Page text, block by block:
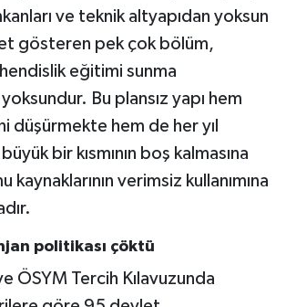
ve teknik altyapıdan yoksun
gösteren pek çok bölüm,
eğitimi sunma
Bu plansız yapı hem
düşürmekte hem de her yıl
bir kısmının boş kalmasına
kaynaklarının verimsiz kullanımına
politikası çöktü
ÖSYM Tercih Kılavuzunda